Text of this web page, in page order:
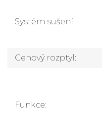
Systém sušení:
Cenový rozptyl :
Funkce: